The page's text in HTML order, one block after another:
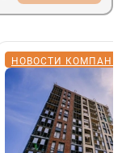
НОВОСТИ